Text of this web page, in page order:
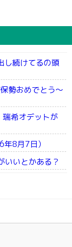
し続けてるの頭
勢おめでとう～
瑞希オデットが
8月7日）
いいとかある？